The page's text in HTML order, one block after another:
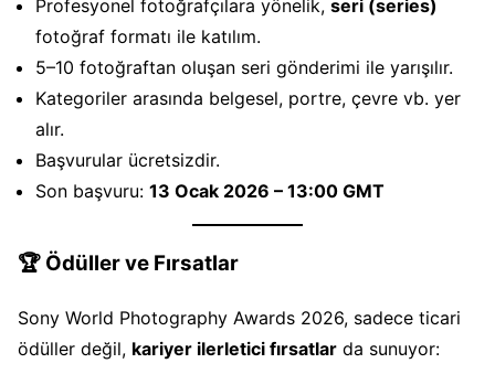
Profesyonel fotoğrafçılara yönelik, seri (series)
fotoğraf formatı ile katılım.
5–10 fotoğraftan oluşan seri gönderimi ile yarışılır.
Kategoriler arasında belgesel, portre, çevre vb. yer
alır.
Başvurular ücretsizdir.
Son başvuru: 13 Ocak 2026 – 13:00 GMT
🏆 Ödüller ve Fırsatlar
Sony World Photography Awards 2026, sadece ticari
ödüller değil, kariyer ilerletici fırsatlar da sunuyor: